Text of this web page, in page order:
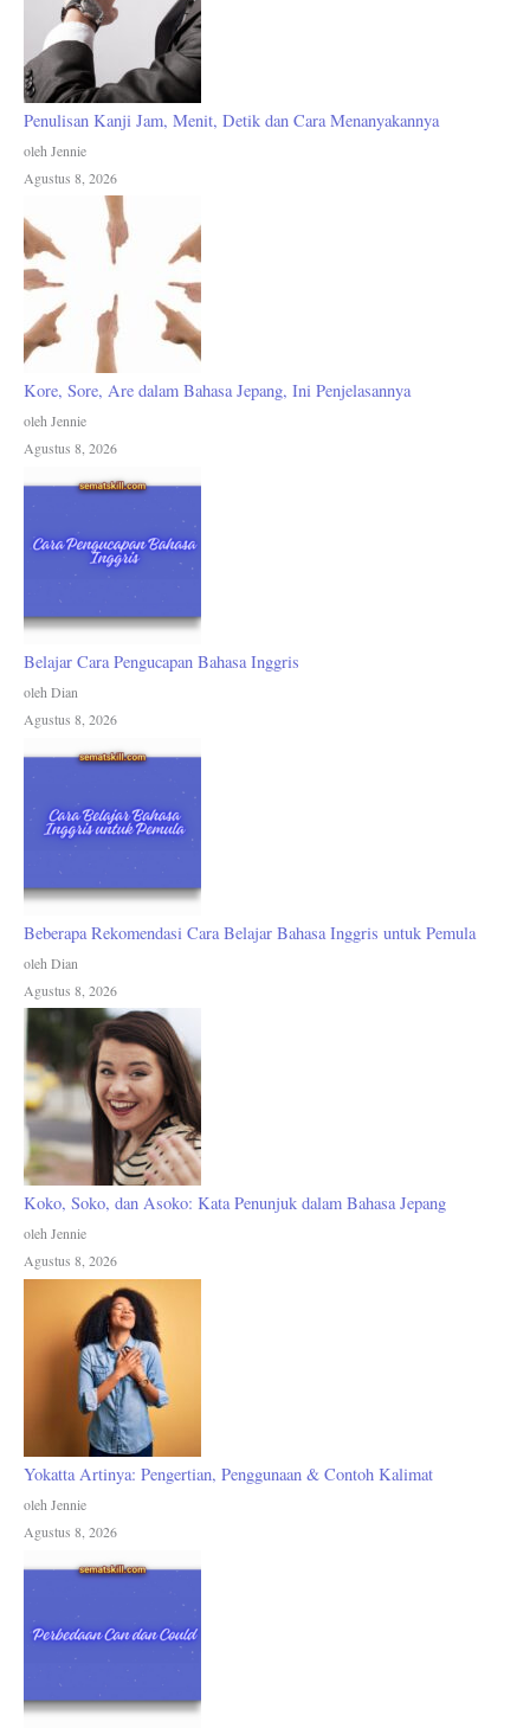
Penulisan Kanji Jam, Menit, Detik dan Cara Menanyakannya
oleh Jennie
Agustus 8, 2026
Kore, Sore, Are dalam Bahasa Jepang, Ini Penjelasannya
oleh Jennie
Agustus 8, 2026
Belajar Cara Pengucapan Bahasa Inggris
oleh Dian
Agustus 8, 2026
Beberapa Rekomendasi Cara Belajar Bahasa Inggris untuk Pemula
oleh Dian
Agustus 8, 2026
Koko, Soko, dan Asoko: Kata Penunjuk dalam Bahasa Jepang
oleh Jennie
Agustus 8, 2026
Yokatta Artinya: Pengertian, Penggunaan & Contoh Kalimat
oleh Jennie
Agustus 8, 2026